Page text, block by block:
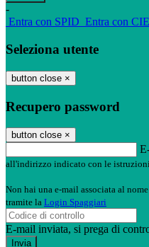
-
Entra con SPID Entra con CIE
Seleziona utente
button close ×
Recupero password
button close ×
all'indirizzo indicato con le istruzioni
Non hai una e-mail associata al
tramite la Login Spaggiari
E-mail inviata, si prega di